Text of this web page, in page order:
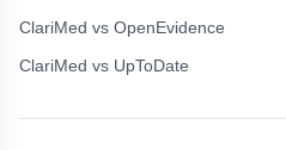
ClariMed vs OpenEvidence
ClariMed vs UpToDate